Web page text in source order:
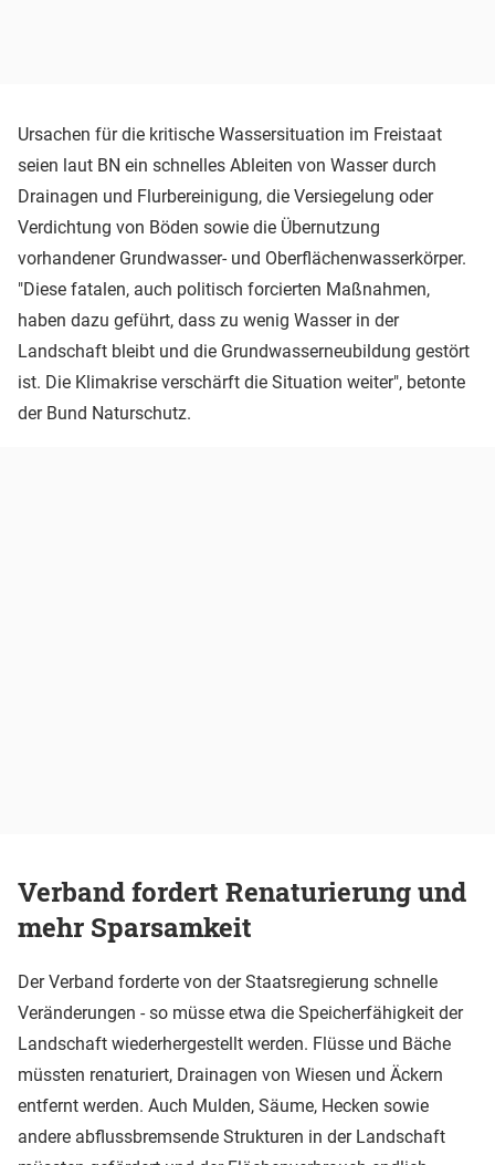
Ursachen für die kritische Wassersituation im Freistaat
seien laut BN ein schnelles Ableiten von Wasser durch
Drainagen und Flurbereinigung, die Versiegelung oder
Verdichtung von Böden sowie die Übernutzung
vorhandener Grundwasser- und Oberflächenwasserkörper.
"Diese fatalen, auch politisch forcierten Maßnahmen,
haben dazu geführt, dass zu wenig Wasser in der
Landschaft bleibt und die Grundwasserneubildung gestört
ist. Die Klimakrise verschärft die Situation weiter", betonte
der Bund Naturschutz.
Verband fordert Renaturierung und
mehr Sparsamkeit
Der Verband forderte von der Staatsregierung schnelle
Veränderungen - so müsse etwa die Speicherfähigkeit der
Landschaft wiederhergestellt werden. Flüsse und Bäche
müssten renaturiert, Drainagen von Wiesen und Äckern
entfernt werden. Auch Mulden, Säume, Hecken sowie
andere abflussbremsende Strukturen in der Landschaft